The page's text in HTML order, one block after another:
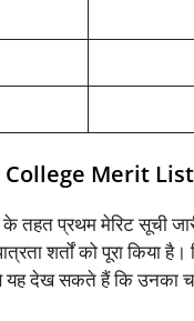
Merit
तहत प्रथम मेरिट सूची
शर्तों को पूरा किया
देख सकते हैं कि उनका